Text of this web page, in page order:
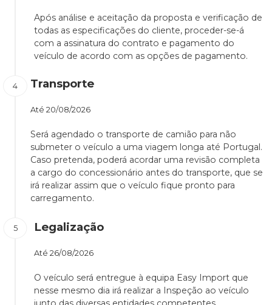
Após análise e aceitação da proposta e verificação de
todas as especificações do cliente, proceder-se-á
com a assinatura do contrato e pagamento do
veículo de acordo com as opções de pagamento.
Transporte
Até 20/08/2026
Será agendado o transporte de camião para não
submeter o veículo a uma viagem longa até Portugal.
Caso pretenda, poderá acordar uma revisão completa
a cargo do concessionário antes do transporte, que se
irá realizar assim que o veículo fique pronto para
carregamento.
Legalização
Até 26/08/2026
O veículo será entregue à equipa Easy Import que
nesse mesmo dia irá realizar a Inspeção ao veículo